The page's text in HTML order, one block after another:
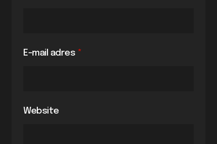
E-mail adres *
Website